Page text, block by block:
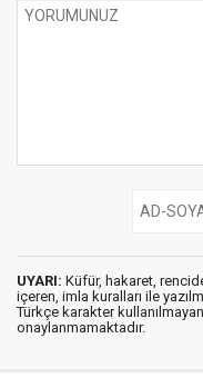
UYARI: Küfür, hakaret,
içeren, imla kuralları ile
Türkçe karakter
onaylanmamaktadır.